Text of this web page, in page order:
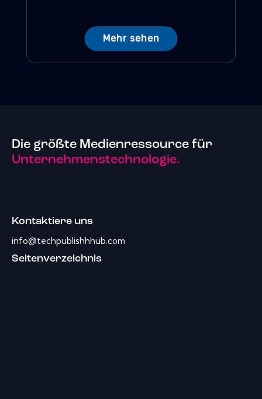
Mehr sehen
Die größte Medienressource für
Unternehmenstechnologie.
Kontaktiere uns
info@techpublishhhub.com
Seitenverzeichnis